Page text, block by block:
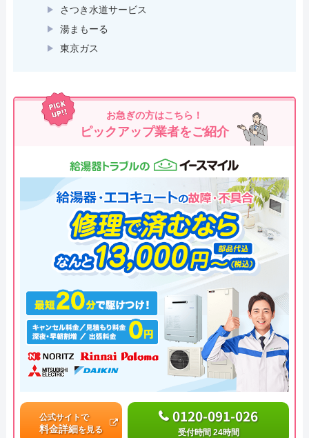
さつき水道サービス
湯まもーる
東京ガス
お急ぎの方はこちら！
ピックアップ業者をご紹介
公式サイトで
料金詳細を見る
0120-091-026
受付時間 24時間